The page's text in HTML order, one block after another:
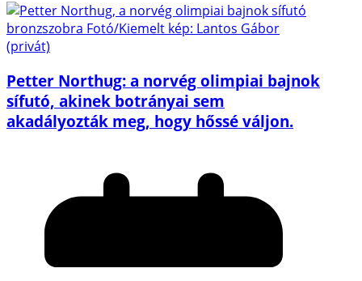
Petter Northug: a norvég olimpiai bajnok
sífutó, akinek botrányai sem
akadályozták meg, hogy hőssé váljon.